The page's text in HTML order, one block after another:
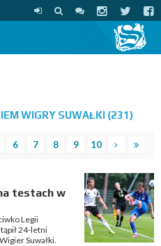
WIGRY SUWAŁKI (231)
6 7 8 9 10
testach w
Legii
24-letni
Suwałki.